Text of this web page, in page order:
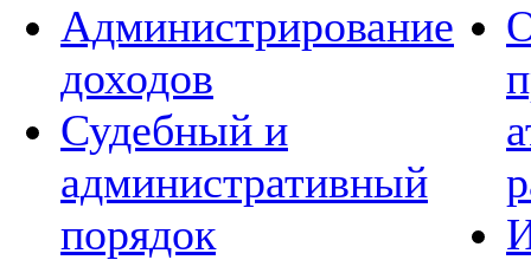
Администрирование
доходов
Судебный и
административный
порядок